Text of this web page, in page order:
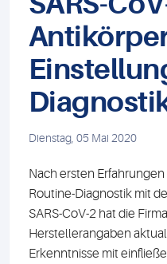
Dienstag, 05 Mai 2020
Nach ersten
Routine-Diagnostik mit
SARS-CoV-2 hat die
Herstellerangaben
Erkenntnisse mit